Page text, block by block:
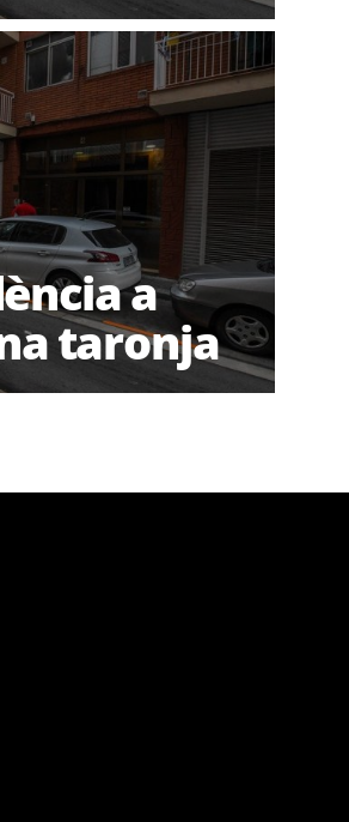
a
taronja